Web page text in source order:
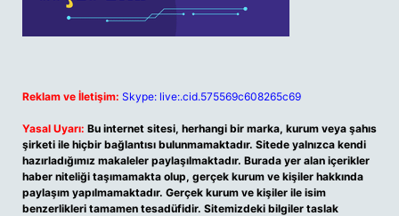
Reklam ve İletişim: Skype: live:.cid.575569c608265c69
Yasal Uyarı: Bu internet sitesi, herhangi bir marka, kurum veya şahıs
şirketi ile hiçbir bağlantısı bulunmamaktadır. Sitede yalnızca kendi
hazırladığımız makaleler paylaşılmaktadır. Burada yer alan içerikler
haber niteliği taşımamakta olup, gerçek kurum ve kişiler hakkında
paylaşım yapılmamaktadır. Gerçek kurum ve kişiler ile isim
benzerlikleri tamamen tesadüfidir. Sitemizdeki bilgiler taslak